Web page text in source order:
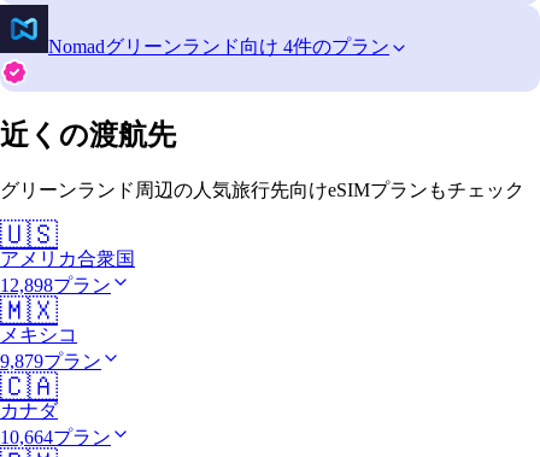
Nomadグリーンランド向け 4件のプラン
近くの渡航先
グリーンランド周辺の人気旅行先向けeSIMプランもチェック
🇺🇸
アメリカ合衆国
12,898プラン
🇲🇽
メキシコ
9,879プラン
🇨🇦
カナダ
10,664プラン